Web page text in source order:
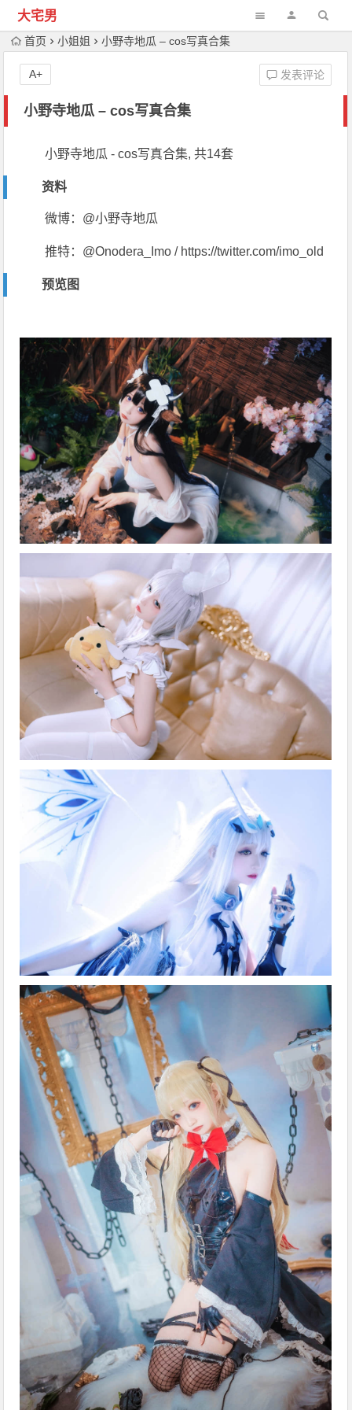
大宅男
首页 小姐姐 小野寺地瓜 – cos写真合集
小野寺地瓜 – cos写真合集
发表评论
A+
小野寺地瓜 - cos写真合集, 共14套
资料
微博：@小野寺地瓜
推特：@Onodera_Imo / https://twitter.com/imo_old
预览图